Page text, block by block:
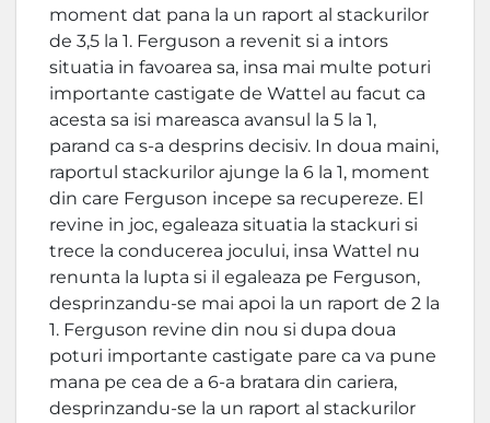
moment dat pana la un raport al stackurilor
de 3,5 la 1. Ferguson a revenit si a intors
situatia in favoarea sa, insa mai multe poturi
importante castigate de Wattel au facut ca
acesta sa isi mareasca avansul la 5 la 1,
parand ca s-a desprins decisiv. In doua maini,
raportul stackurilor ajunge la 6 la 1, moment
din care Ferguson incepe sa recupereze. El
revine in joc, egaleaza situatia la stackuri si
trece la conducerea jocului, insa Wattel nu
renunta la lupta si il egaleaza pe Ferguson,
desprinzandu-se mai apoi la un raport de 2 la
1. Ferguson revine din nou si dupa doua
poturi importante castigate pare ca va pune
mana pe cea de a 6-a bratara din cariera,
desprinzandu-se la un raport al stackurilor